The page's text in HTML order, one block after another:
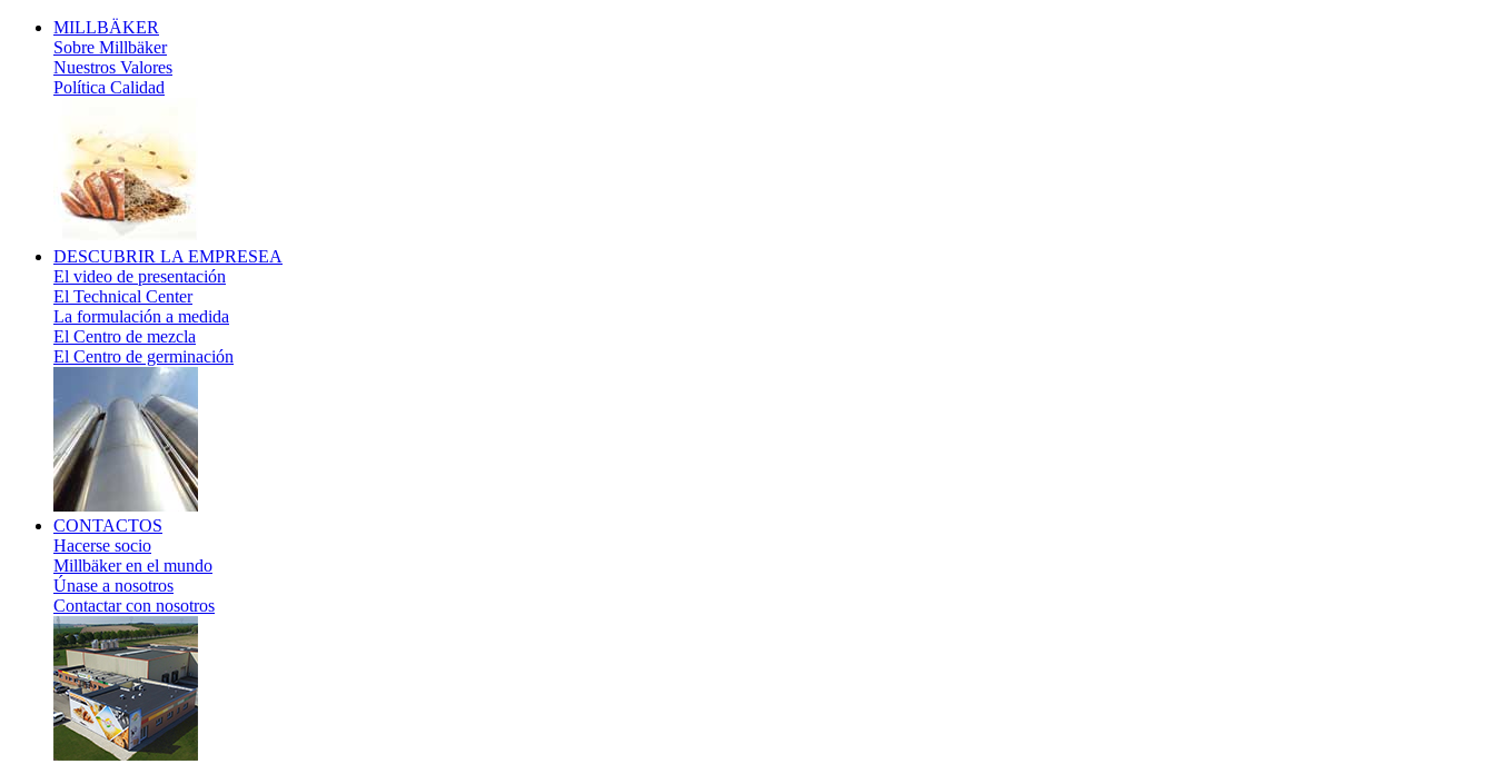
MILLBÄKER
Sobre Millbäker
Nuestros Valores
Política Calidad
DESCUBRIR LA EMPRESEA
El video de presentación
El Technical Center
La formulación a medida
El Centro de mezcla
El Centro de germinación
CONTACTOS
Hacerse socio
Millbäker en el mundo
Únase a nosotros
Contactar con nosotros